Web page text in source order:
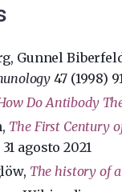
Gunnel
47 (1998)
Do Antibody
The First Century
agosto 2021
The history of